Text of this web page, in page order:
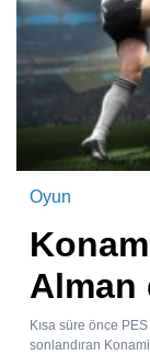
Oyun
Alman
Kısa süre önce
sonlandıran